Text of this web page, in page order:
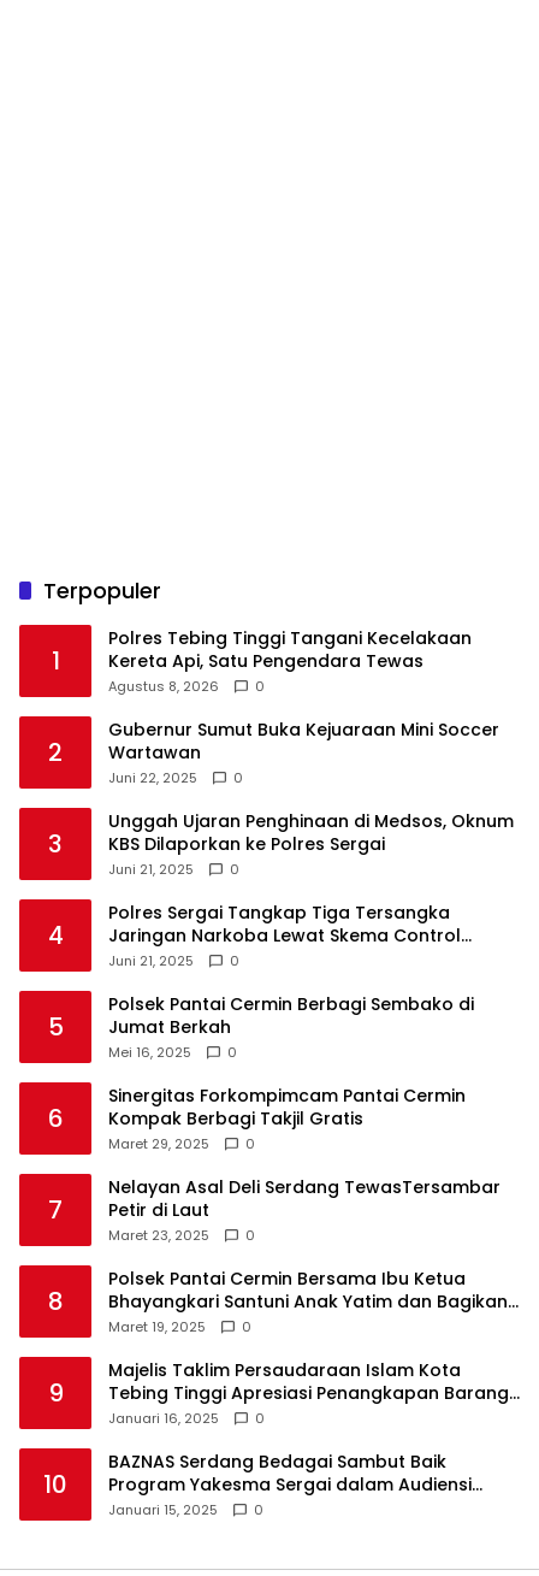
Terpopuler
1
Polres Tebing Tinggi Tangani Kecelakaan
Kereta Api, Satu Pengendara Tewas
Agustus 8, 2026 0
2
Gubernur Sumut Buka Kejuaraan Mini Soccer
Wartawan
Juni 22, 2025 0
3
Unggah Ujaran Penghinaan di Medsos, Oknum
KBS Dilaporkan ke Polres Sergai
Juni 21, 2025 0
4
Polres Sergai Tangkap Tiga Tersangka
Jaringan Narkoba Lewat Skema Control
Delivery
Juni 21, 2025 0
5
Polsek Pantai Cermin Berbagi Sembako di
Jumat Berkah
Mei 16, 2025 0
6
Sinergitas Forkompimcam Pantai Cermin
Kompak Berbagi Takjil Gratis
Maret 29, 2025 0
7
Nelayan Asal Deli Serdang TewasTersambar
Petir di Laut
Maret 23, 2025 0
8
Polsek Pantai Cermin Bersama Ibu Ketua
Bhayangkari Santuni Anak Yatim dan Bagikan
Takjil
Maret 19, 2025 0
9
Majelis Taklim Persaudaraan Islam Kota
Tebing Tinggi Apresiasi Penangkapan Barang
Haram
Januari 16, 2025 0
10
BAZNAS Serdang Bedagai Sambut Baik
Program Yakesma Sergai dalam Audiensi
Perkenalan Pengurus Baru
Januari 15, 2025 0